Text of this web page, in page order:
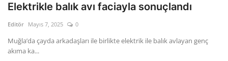
Elektrikle balık avı faciayla sonuçlandı
Editör Mayıs 7, 2025 0
Muğla’da çayda arkadaşları ile birlikte elektrik ile balık avlayan genç
akıma ka...